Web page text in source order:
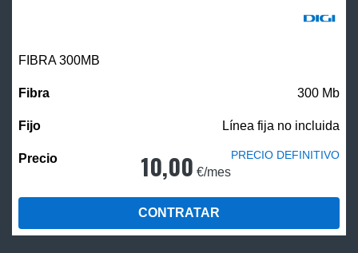
FIBRA 300MB
300 Mb
Línea fija no incluida
10,00 €/mes
PRECIO DEFINITIVO
CONTRATAR